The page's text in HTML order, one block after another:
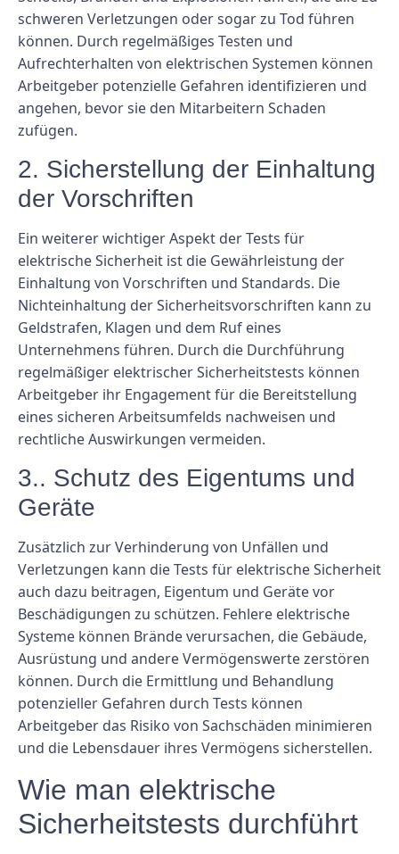
schweren Verletzungen oder sogar zu Tod führen
können. Durch regelmäßiges Testen und
Aufrechterhalten von elektrischen Systemen können
Arbeitgeber potenzielle Gefahren identifizieren und
angehen, bevor sie den Mitarbeitern Schaden
zufügen.
2. Sicherstellung der Einhaltung
der Vorschriften
Ein weiterer wichtiger Aspekt der Tests für
elektrische Sicherheit ist die Gewährleistung der
Einhaltung von Vorschriften und Standards. Die
Nichteinhaltung der Sicherheitsvorschriften kann zu
Geldstrafen, Klagen und dem Ruf eines
Unternehmens führen. Durch die Durchführung
regelmäßiger elektrischer Sicherheitstests können
Arbeitgeber ihr Engagement für die Bereitstellung
eines sicheren Arbeitsumfelds nachweisen und
rechtliche Auswirkungen vermeiden.
3.. Schutz des Eigentums und
Geräte
Zusätzlich zur Verhinderung von Unfällen und
Verletzungen kann die Tests für elektrische Sicherheit
auch dazu beitragen, Eigentum und Geräte vor
Beschädigungen zu schützen. Fehlere elektrische
Systeme können Brände verursachen, die Gebäude,
Ausrüstung und andere Vermögenswerte zerstören
können. Durch die Ermittlung und Behandlung
potenzieller Gefahren durch Tests können
Arbeitgeber das Risiko von Sachschäden minimieren
und die Lebensdauer ihres Vermögens sicherstellen.
Wie man elektrische
Sicherheitstests durchführt